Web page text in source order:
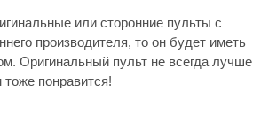
или сторонние пульты с
производителя, то он будет иметь
Оригинальный пульт не всегда лучше
понравится!